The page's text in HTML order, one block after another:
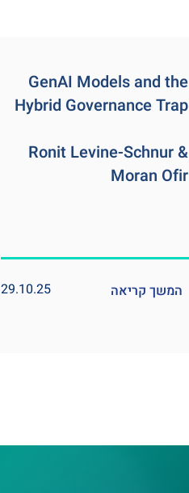
GenAI Models and the
Hybrid Governance Trap
Ronit Levine-Schnur &
Moran Ofir
29.10.25 המשך קריאה